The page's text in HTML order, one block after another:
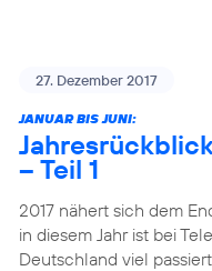
27. Dezember 2017
JANUAR BIS JUNI:
– Teil 1
2017 nähert sich dem
in diesem Jahr ist bei
Deutschland viel